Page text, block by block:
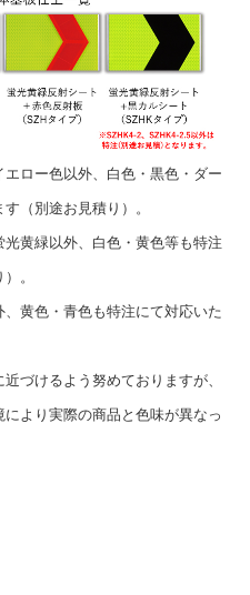
ロー色以外、白色・黒色・ダー
（別途お見積り）。
黄緑以外、白色・黄色等も特注
。
黄色・青色も特注にて対応いた
づけるよう努めておりますが、
より実際の商品と色味が異なっ